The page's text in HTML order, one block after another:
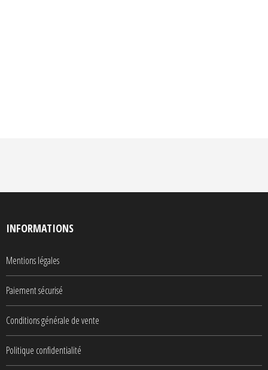
INFORMATIONS
Mentions légales
Paiement sécurisé
Conditions générale de vente
Politique confidentialité